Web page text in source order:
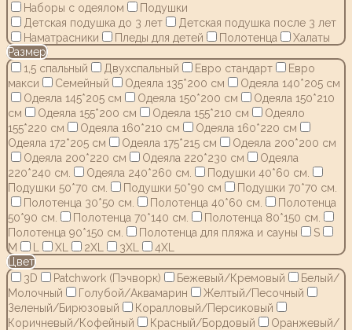
Наборы с одеялом
Подушки
Детская подушка до 3 лет
Детская подушка после 3 лет
Наматрасники
Пледы для детей Полотенца
Халаты
Размер
1,5 спальный
Двухспальный Евро стандарт
Евро
макси
Семейный Одеяла 135*200 см
Одеяла 140*205 см
Одеяла 145*205 см
Одеяла 150*200 см
Одеяла 150*210
см
Одеяла 155*200 см Одеяла 155*210 см
Одеяло
155*220 см
Одеяла 160*210 см
Одеяла 160*220 см
Одеяла 172*205 см
Одеяла 175*215 см
Одеяла 200*200 см
Одеяла 200*220 см
Одеяла 220*230 см
Одеяла
220*240 см.
Одеяла 240*260 см.
Подушки 40*60 см.
Подушки 50*70 см.
Подушки 50*90 см
Подушки 70*70 см.
Полотенца 30*50 см.
Полотенца 40*60 см.
Полотенца
50*90 см.
Полотенца 70*140 см.
Полотенца 80*150 см.
Полотенца 90*150 см.
Полотенца для пляжа и сауны
S
M
XL 2XL 3XL
4XL
Цвет
3D
Patchwork (Пэчворк) Бежевый/Кремовый
Белый/
Молочный
Голубой/Аквамарин
Желтый/Песочный
Зеленый/Бирюзовый
Коралловый/Персиковый
Коричневый/Кофейный
Красный/Бордовый
Оранжевый/